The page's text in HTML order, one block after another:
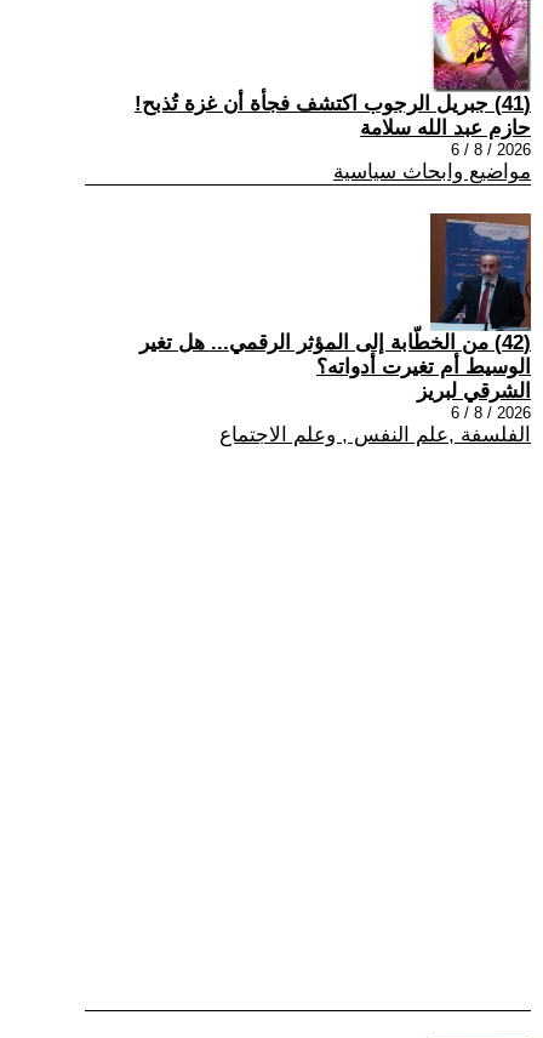
(41) جبريل الرجوب اكتشف فجأة أن غزة تُذبح!
حازم عبد الله سلامة
2026 / 8 / 6
مواضيع وابحاث سياسية
(42) من الخطّابة إلى المؤثر الرقمي... هل تغير
الوسيط أم تغيرت أدواته؟
الشرقي لبريز
2026 / 8 / 6
الفلسفة ,علم النفس , وعلم الاجتماع